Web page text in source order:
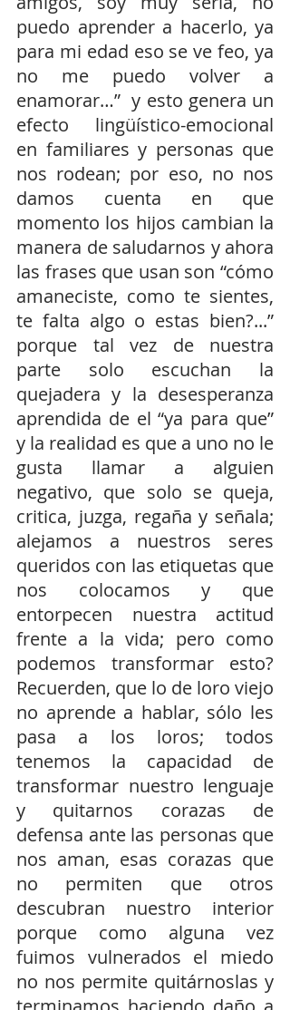
puedo aprender a hacerlo, ya
para mi edad eso se ve feo, ya
no me puedo volver a
enamorar…”  y esto genera un
efecto lingüístico-emocional
en familiares y personas que
nos rodean; por eso, no nos
damos cuenta en que
momento los hijos cambian la
manera de saludarnos y ahora
las frases que usan son “cómo
amaneciste, como te sientes,
te falta algo o estas bien?...”
porque tal vez de nuestra
parte solo escuchan la
quejadera y la desesperanza
aprendida de el “ya para que”
y la realidad es que a uno no le
gusta llamar a alguien
negativo, que solo se queja,
critica, juzga, regaña y señala;
alejamos a nuestros seres
queridos con las etiquetas que
nos colocamos y que
entorpecen nuestra actitud
frente a la vida; pero como
podemos transformar esto?
Recuerden, que lo de loro viejo
no aprende a hablar, sólo les
pasa a los loros; todos
tenemos la capacidad de
transformar nuestro lenguaje
y quitarnos corazas de
defensa ante las personas que
nos aman, esas corazas que
no permiten que otros
descubran nuestro interior
porque como alguna vez
fuimos vulnerados el miedo
no nos permite quitárnoslas y